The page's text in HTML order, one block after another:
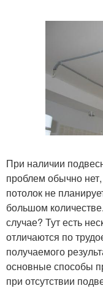
При наличии
проблем обычно
потолок не
большом
случае? Тут есть
отличаются по
получаемого
основные способы
при отсутствии